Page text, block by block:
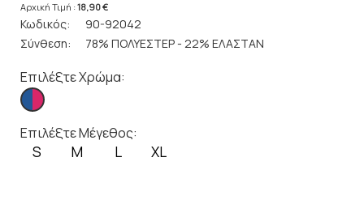
Αρχική Τιμή :18,90 €
Κωδικός:
90-92042
Σύνθεση:
78% ΠΟΛΥΕΣΤΕΡ - 22% ΕΛΑΣΤΑΝ
Επιλέξτε Χρώμα:
Επιλέξτε Μέγεθος:
S M L XL